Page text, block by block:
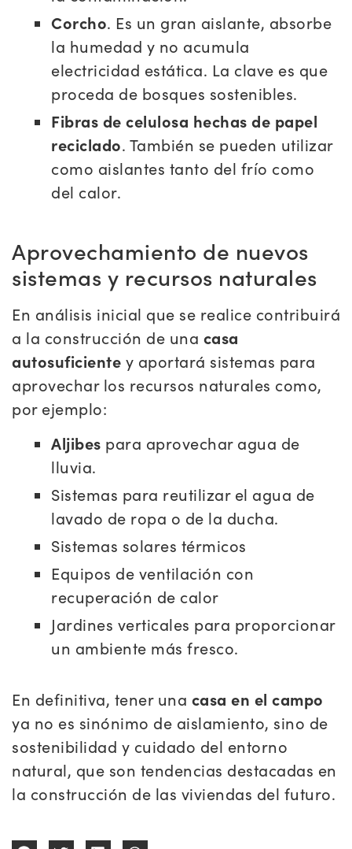
Corcho. Es un gran aislante, absorbe
la humedad y no acumula
electricidad estática. La clave es que
proceda de bosques sostenibles.
Fibras de celulosa hechas de papel
reciclado. También se pueden utilizar
como aislantes tanto del frío como
del calor.
Aprovechamiento de nuevos
sistemas y recursos naturales
En análisis inicial que se realice contribuirá
a la construcción de una casa
autosuficiente y aportará sistemas para
aprovechar los recursos naturales como,
por ejemplo:
Aljibes para aprovechar agua de
lluvia.
Sistemas para reutilizar el agua de
lavado de ropa o de la ducha.
Sistemas solares térmicos
Equipos de ventilación con
recuperación de calor
Jardines verticales para proporcionar
un ambiente más fresco.
En definitiva, tener una casa en el campo
ya no es sinónimo de aislamiento, sino de
sostenibilidad y cuidado del entorno
natural, que son tendencias destacadas en
la construcción de las viviendas del futuro.